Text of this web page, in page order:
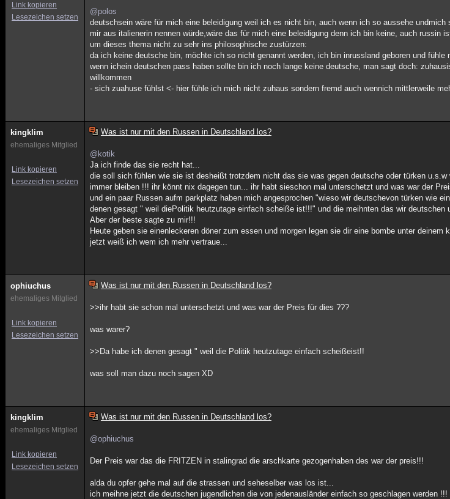
Link kopieren
Lesezeichen setzen
@polos
deutschsein wäre für mich eine beleidigung weil ich es nicht bin, auch wenn ich so aussehe
mir aus italienerin nennen würde,wäre das für mich eine beleidigung denn ich bin keine, auch russin
um dieses thema nicht zu sehr ins philosophische zustürzen:
da ich keine deutsche bin, möchte ich so nicht genannt werden, ich bin inrussland geboren und
wenn ichein deutschen pass haben sollte bin ich noch lange keine deutsche, man sagt doch:
willkommen
- sich zuahuse fühlst <- hier fühle ich mich nicht zuhaus sondern fremd auch wennich mittlerweile
kingklim
ehemaliges Mitglied
Link kopieren
Lesezeichen setzen
Was ist nur mit den Russen in Deutschland los?
@kotik
Ja ich finde das sie recht hat...
die soll sich fühlen wie sie ist desheißt trotzdem nicht das sie was gegen deutsche oder türken
immer bleiben !!! ihr könnt nix dagegen tun... ihr habt sieschon mal unterschetzt und was war der
und ein paar Russen aufm parkplatz haben mich angesprochen "wieso wir deutschevon türken wie
denen gesagt " weil diePolitik heutzutage einfach scheiße ist!!!" und die meihnten das wir deutschen
Aber der beste sagte zu mir!!!
Heute geben sie einenleckeren döner zum essen und morgen legen sie dir eine bombe unter deinem
jetzt weiß ich wem ich mehr vertraue...
ophiuchus
ehemaliges Mitglied
Link kopieren
Lesezeichen setzen
Was ist nur mit den Russen in Deutschland los?
>>ihr habt sie schon mal unterschetzt und was war der Preis für dies ???
was warer?
>>Da habe ich denen gesagt " weil die Politik heutzutage einfach scheißeist!!
was soll man dazu noch sagen XD
kingklim
ehemaliges Mitglied
Link kopieren
Lesezeichen setzen
Was ist nur mit den Russen in Deutschland los?
@ophiuchus
Der Preis war das die FRITZEN in stalingrad die arschkarte gezogenhaben des war der preis!!!
alda du opfer gehe mal auf die strassen und seheselber was los ist...
ich meihne jetzt die deutschen jugendlichen die von jedenausländer einfach so geschlagen werden